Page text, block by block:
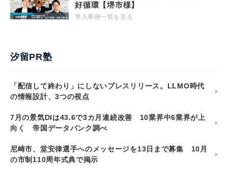
好循環【堺市様】
導入事例一覧を見る
汐留PR塾
「配信して終わり」にしないプレスリリース。LLMO時代
の情報設計、3つの視点
7月の景気DIは43.6で3カ月連続改善 10業界中6業界が上
向く 帝国データバンク調べ
尼崎市、堂安律選手へのメッセージを13日まで募集 10月
の市制110周年式典で掲示